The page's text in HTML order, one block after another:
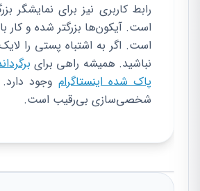
رابط کاربری نیز برای نمایشگر
است. آیکون‌ها بزرگتر شده و کار
است. اگر به اشتباه پستی را
نباشید. همیشه راهی برای
پاک شده اینستاگرام
شخصی‌سازی بی‌رقیب است.